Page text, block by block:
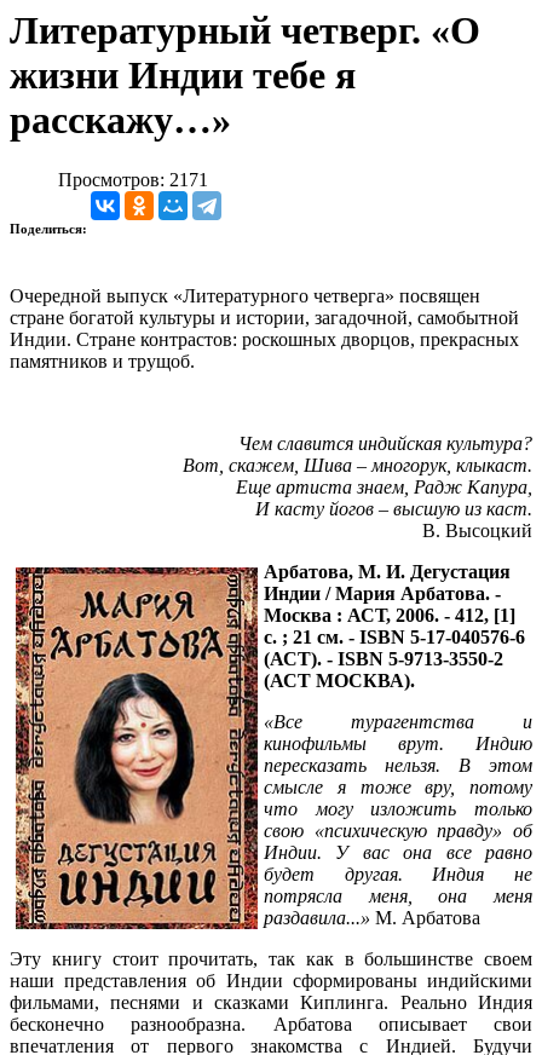
Литературный четверг. «О
жизни Индии тебе я
расскажу…»
Просмотров: 2171
Поделиться:
Очередной выпуск «Литературного четверга» посвящен
стране богатой культуры и истории, загадочной, самобытной
Индии. Стране контрастов: роскошных дворцов, прекрасных
памятников и трущоб.
Чем славится индийская культура?
Вот, скажем, Шива – многорук, клыкаст.
Еще артиста знаем, Радж Капура,
И касту йогов – высшую из каст.
В. Высоцкий
Арбатова, М. И. Дегустация
Индии / Мария Арбатова. -
Москва : АСТ, 2006. - 412, [1]
с. ; 21 см. - ISBN 5-17-040576-6
(АСТ). - ISBN 5-9713-3550-2
(АСТ МОСКВА).
«Все турагентства и
кинофильмы врут. Индию
пересказать нельзя. В этом
смысле я тоже вру, потому
что могу изложить только
свою «психическую правду» об
Индии. У вас она все равно
будет другая. Индия не
потрясла меня, она меня
раздавила...» М. Арбатова
Эту книгу стоит прочитать, так как в большинстве своем
наши представления об Индии сформированы индийскими
фильмами, песнями и сказками Киплинга. Реально Индия
бесконечно разнообразна. Арбатова описывает свои
впечатления от первого знакомства с Индией. Будучи